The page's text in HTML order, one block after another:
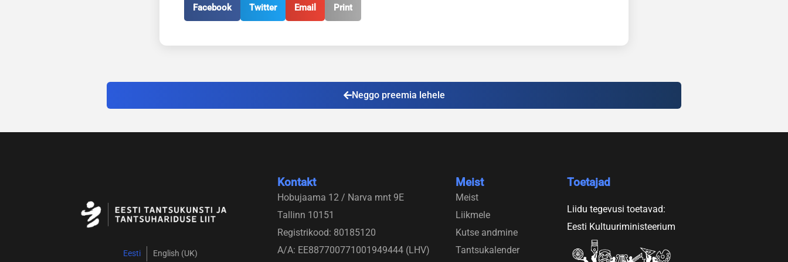
Facebook Twitter Email Print
Neggo preemia lehele
Eesti English (UK)
Kontakt
Hobujaama 12 / Narva mnt 9E
Tallinn 10151
Registrikood: 80185120
A/A: EE887700771001949444 (LHV)
Meist
Meist
Liikmele
Kutse andmine
Tantsukalender
Toetajad
Liidu tegevusi toetavad:
Eesti Kultuuriministeerium